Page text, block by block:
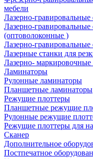
мебели
Лазерно-гравировальные
Лазерно-гравировальные
(оптоволоконные )
Лазерно-гравировальные
Лазерные станки для
Лазерно- маркировочные
Ламинаторы
Рулонные ламинаторы
Планшетные ламинаторы
Режущие плоттеры
Планшетные режущие
Рулонные режущие
Режущие плоттеры для
Сканер
Дополнительное
Постпечатное